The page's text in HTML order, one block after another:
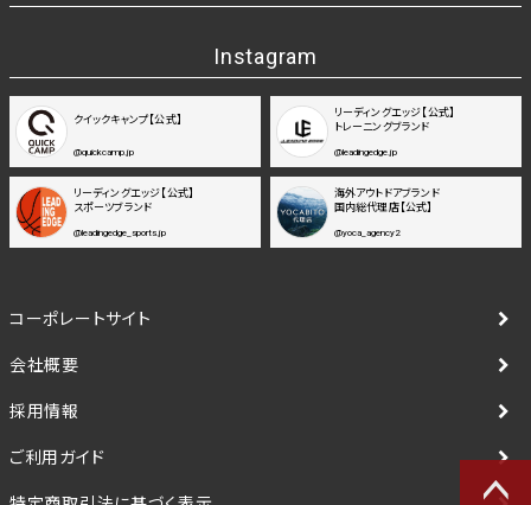
Instagram
クイックキャンプ【公式】
@quickcamp.jp
リーディングエッジ【公式】
トレーニングブランド
@leadingedge.jp
リーディングエッジ【公式】
スポーツブランド
@leadingedge_sports.jp
海外アウトドアブランド
国内総代理店【公式】
@yoca_agency2
コーポレートサイト
会社概要
採用情報
ご利用ガイド